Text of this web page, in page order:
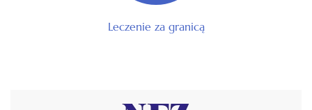
Leczenie za granicą